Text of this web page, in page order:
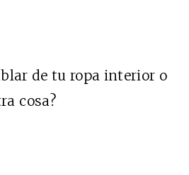
de tu ropa interior o
cosa?